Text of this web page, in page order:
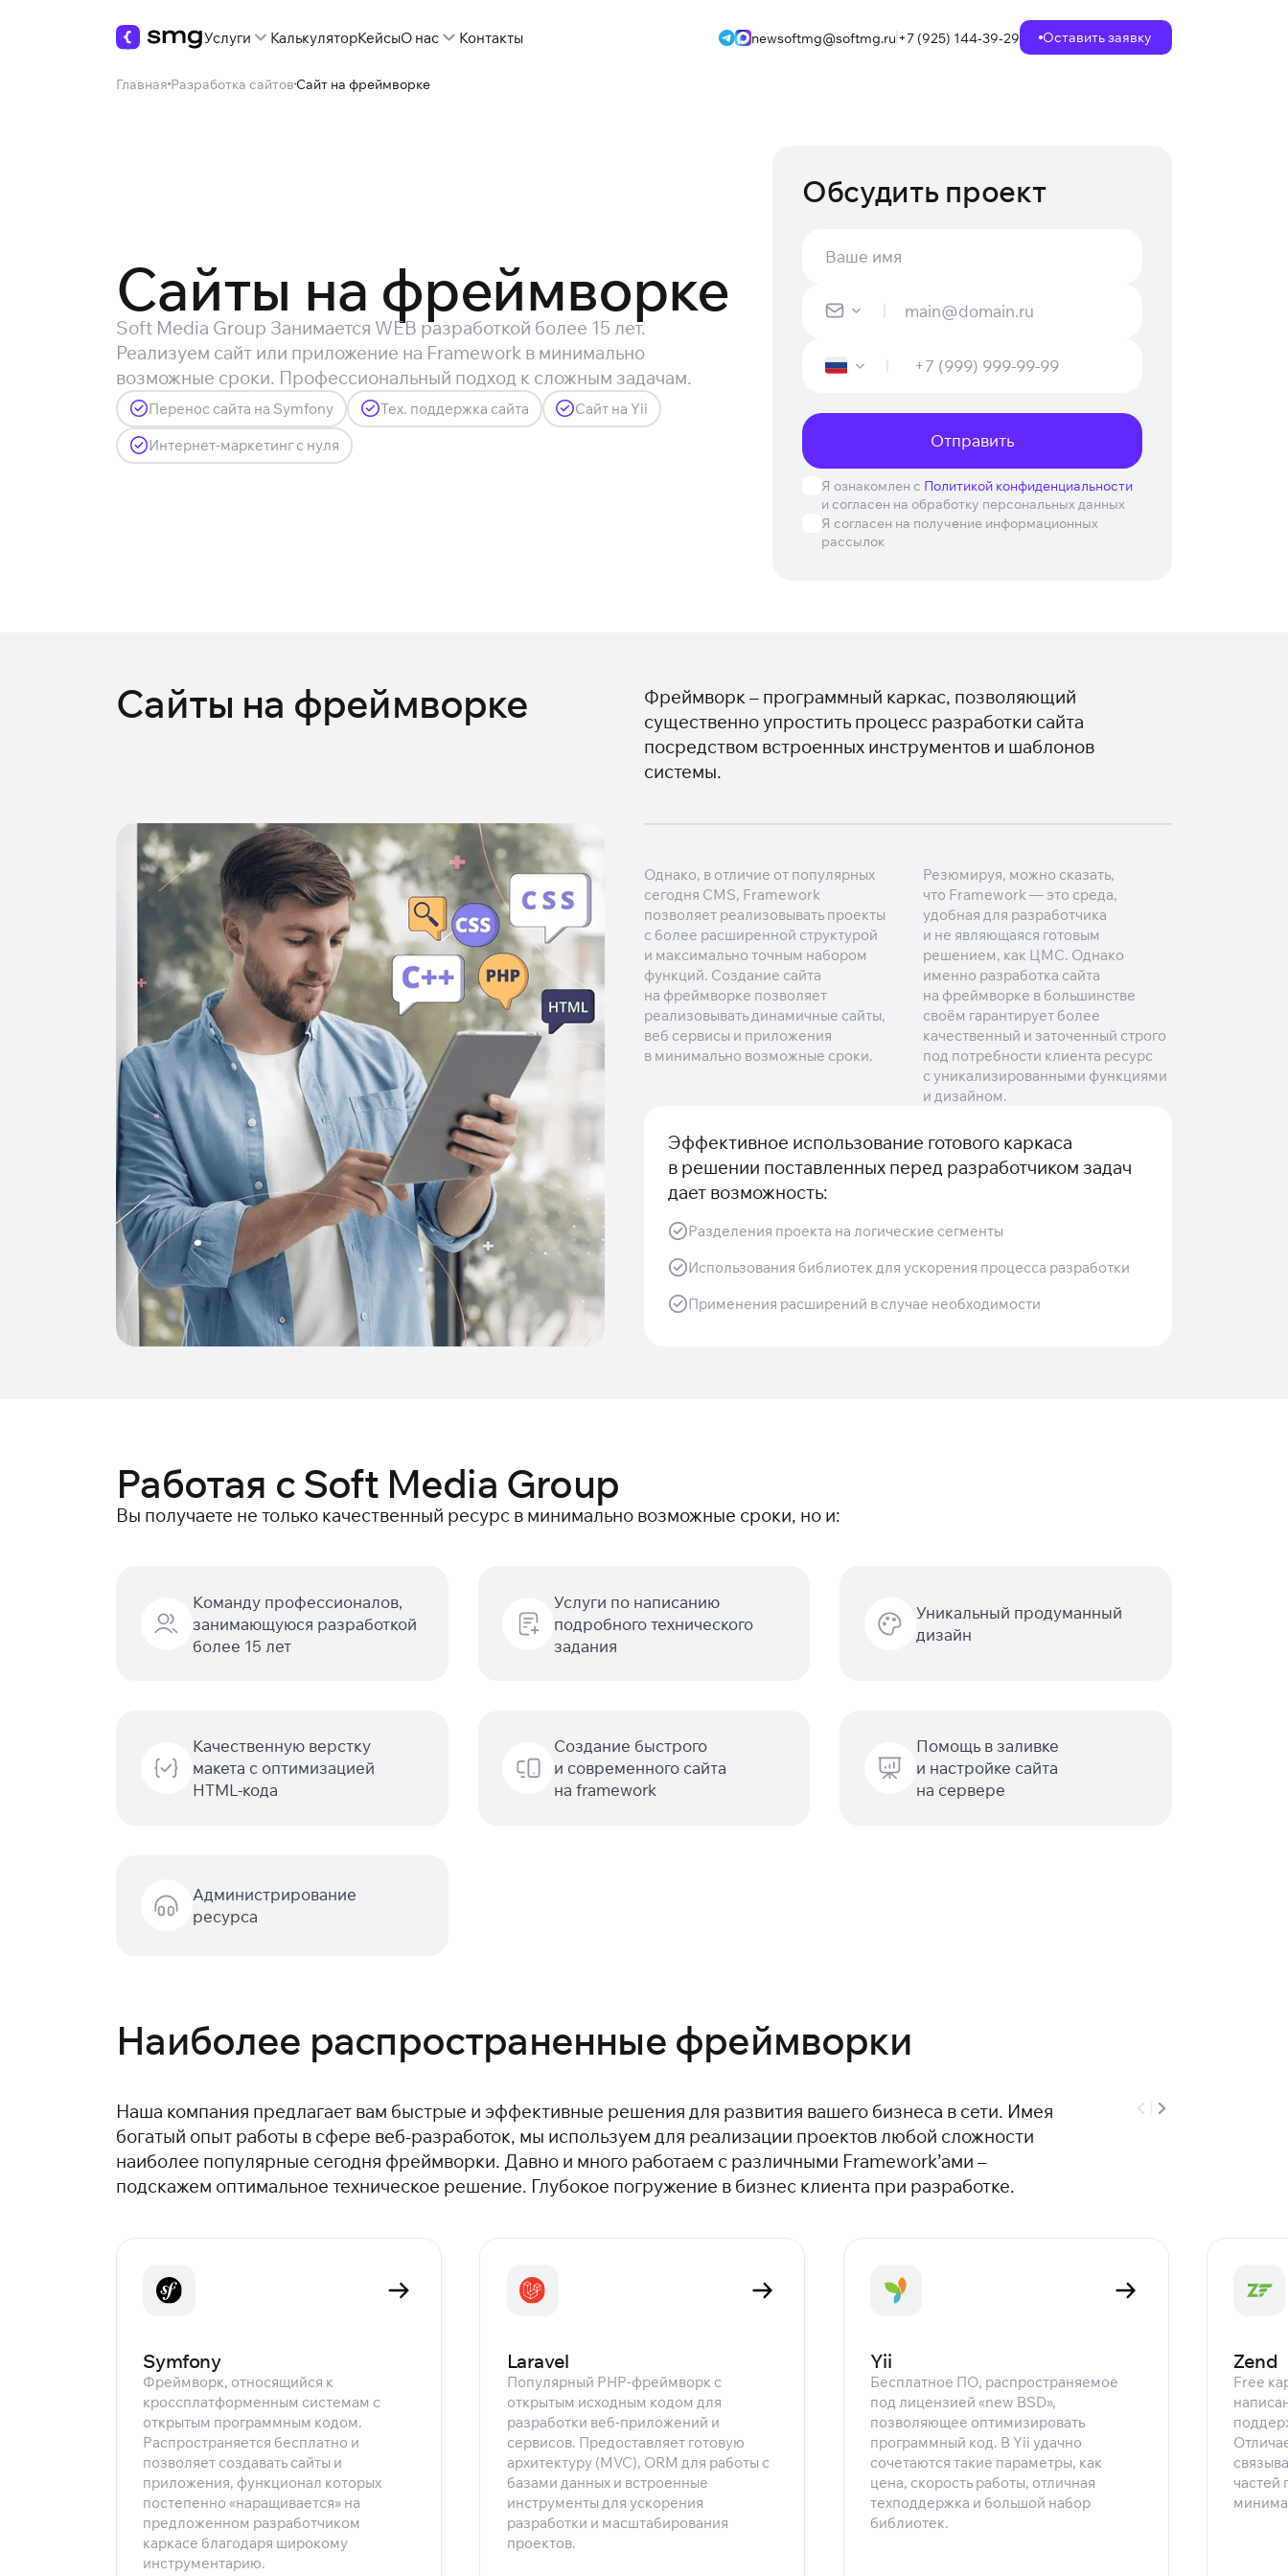
Услуги КалькуляторКейсыО нас Контакты newsoftmg@softmg.ru +7 (925) 144-39-29 Оставить заявку
ГлавнаяРазработка сайтов Сайт на фреймворке
Сайты на фреймворке
Soft Media Group Занимается WEB разработкой более 15 лет.
Реализуем сайт или приложение на Framework в минимально
возможные сроки. Профессиональный подход к сложным задачам.
Перенос сайта на Symfony Тех. поддержка сайта Сайт на Yii
Интернет-маркетинг с нуля
Обсудить проект
Отправить
Я ознакомлен с Политикой конфиденциальности
и согласен на обработку персональных данных
Я согласен на получение информационных
рассылок
Сайты на фреймворке
Фреймворк – программный каркас, позволяющий
существенно упростить процесс разработки сайта
посредством встроенных инструментов и шаблонов
системы.
Однако, в отличие от популярных
сегодня CMS, Framework
позволяет реализовывать проекты
с более расширенной структурой
и максимально точным набором
функций. Создание сайта
на фреймворке позволяет
реализовывать динамичные сайты,
веб сервисы и приложения
в минимально возможные сроки.
Резюмируя, можно сказать,
что Framework — это среда,
удобная для разработчика
и не являющаяся готовым
решением, как ЦМС. Однако
именно разработка сайта
на фреймворке в большинстве
своём гарантирует более
качественный и заточенный строго
под потребности клиента ресурс
с уникализированными функциями
и дизайном.
Эффективное использование готового каркаса
в решении поставленных перед разработчиком задач
дает возможность:
Разделения проекта на логические сегменты
Использования библиотек для ускорения процесса разработки
Применения расширений в случае необходимости
Работая с Soft Media Group
Вы получаете не только качественный ресурс в минимально возможные сроки, но и:
Команду профессионалов,
занимающуюся разработкой
более 15 лет
Услуги по написанию
подробного технического
задания
Уникальный продуманный
дизайн
Качественную верстку
макета с оптимизацией
HTML-кода
Создание быстрого
и современного сайта
на framework
Помощь в заливке
и настройке сайта
на сервере
Администрирование
ресурса
Наиболее распространенные фреймворки
Наша компания предлагает вам быстрые и эффективные решения для развития вашего бизнеса в сети. Имея
богатый опыт работы в сфере веб-разработок, мы используем для реализации проектов любой сложности
наиболее популярные сегодня фреймворки. Давно и много работаем с различными Framework’ами –
подскажем оптимальное техническое решение. Глубокое погружение в бизнес клиента при разработке.
Symfony
Фреймворк, относящийся к
кроссплатформенным системам с
открытым программным кодом.
Распространяется бесплатно и
позволяет создавать сайты и
приложения, функционал которых
постепенно «наращивается» на
предложенном разработчиком
каркасе благодаря широкому
инструментарию.
Laravel
Популярный PHP-фреймворк с
открытым исходным кодом для
разработки веб-приложений и
сервисов. Предоставляет готовую
архитектуру (MVC), ORM для работы с
базами данных и встроенные
инструменты для ускорения
разработки и масштабирования
проектов.
Yii
Бесплатное ПО, распространяемое
под лицензией «new BSD»,
позволяющее оптимизировать
программный код. В Yii удачно
сочетаются такие параметры, как
цена, скорость работы, отличная
техподдержка и большой набор
библиотек.
Zend
Free
частей